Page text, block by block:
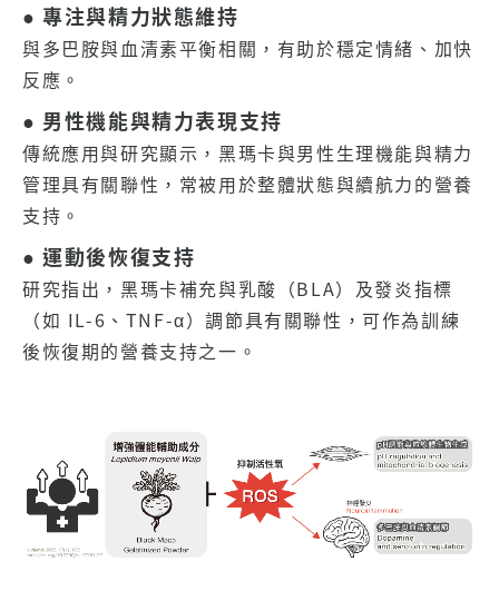
● 專注與精力狀態維持
與多巴胺與血清素平衡相關，有助於穩定情緒、加快
反應。
● 男性機能與精力表現支持
傳統應用與研究顯示，黑瑪卡與男性生理機能與精力
管理具有關聯性，常被用於整體狀態與續航力的營養
支持。
● 運動後恢復支持
研究指出，黑瑪卡補充與乳酸（BLA）及發炎指標
（如 IL-6、TNF-α）調節具有關聯性，可作為訓練
後恢復期的營養支持之一。